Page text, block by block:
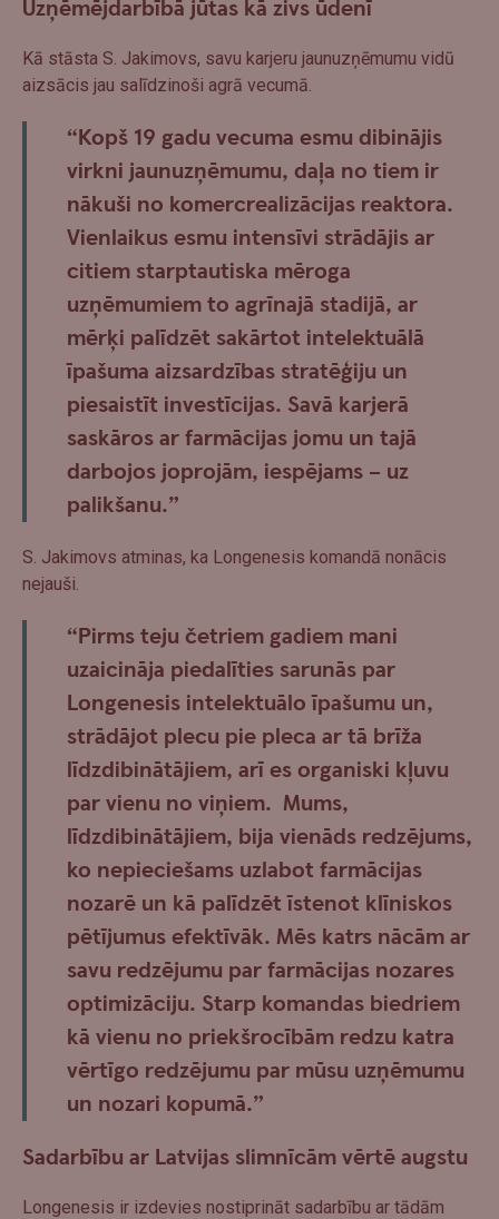
Uzņēmējdarbībā jūtas kā zivs ūdenī
Kā stāsta S. Jakimovs, savu karjeru jaunuzņēmumu vidū
aizsācis jau salīdzinoši agrā vecumā.
“Kopš 19 gadu vecuma esmu dibinājis
virkni jaunuzņēmumu, daļa no tiem ir
nākuši no komercrealizācijas reaktora.
Vienlaikus esmu intensīvi strādājis ar
citiem starptautiska mēroga
uzņēmumiem to agrīnajā stadijā, ar
mērķi palīdzēt sakārtot intelektuālā
īpašuma aizsardzības stratēģiju un
piesaistīt investīcijas. Savā karjerā
saskāros ar farmācijas jomu un tajā
darbojos joprojām, iespējams – uz
palikšanu.”
S. Jakimovs atminas, ka Longenesis komandā nonācis
nejauši.
“Pirms teju četriem gadiem mani
uzaicināja piedalīties sarunās par
Longenesis intelektuālo īpašumu un,
strādājot plecu pie pleca ar tā brīža
līdzdibinātājiem, arī es organiski kļuvu
par vienu no viņiem. Mums,
līdzdibinātājiem, bija vienāds redzējums,
ko nepieciešams uzlabot farmācijas
nozarē un kā palīdzēt īstenot klīniskos
pētījumus efektīvāk. Mēs katrs nācām ar
savu redzējumu par farmācijas nozares
optimizāciju. Starp komandas biedriem
kā vienu no priekšrocībām redzu katra
vērtīgo redzējumu par mūsu uzņēmumu
un nozari kopumā.”
Sadarbību ar Latvijas slimnīcām vērtē augstu
Longenesis ir izdevies nostiprināt sadarbību ar tādām